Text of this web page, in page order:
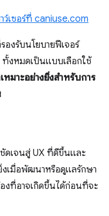
าว์เซอร์ที่ caniuse.com
องรับนโยบายฟีเจอร์
ทั้งหมดเป็นแบบเลือกใช้
หมาะอย่างยิ่งสำหรับการ
ดเจนสู่ UX ที่ดีขึ้นและ
เมื่อพัฒนาหรือดูแลรักษา
งที่อาจเกิดขึ้นได้ก่อนที่จะ